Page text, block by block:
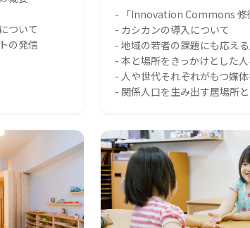
ついて
の発信
- 「Innovation Commons 修
- カシカンの導入について
- 地域の若者の課題にも応え
- 本と場所をきっかけとした
- 人や世代それぞれがもつ媒
- 関係人口を生み出す居場所